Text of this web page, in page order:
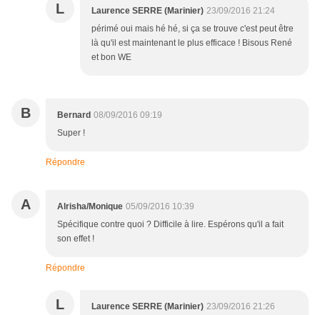
L Laurence SERRE (Marinier) 23/09/2016 21:24
périmé oui mais hé hé, si ça se trouve c'est peut être
là qu'il est maintenant le plus efficace ! Bisous René
et bon WE
B Bernard 08/09/2016 09:19
Super !
Répondre
A Alrisha/Monique 05/09/2016 10:39
Spécifique contre quoi ? Difficile à lire. Espérons qu'il a fait
son effet !
Répondre
L Laurence SERRE (Marinier) 23/09/2016 21:26